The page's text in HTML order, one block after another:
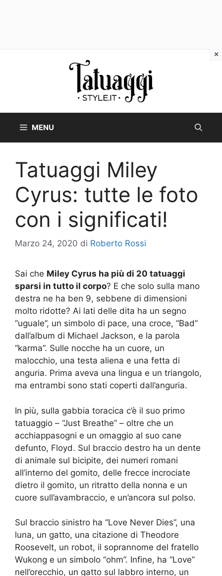
MENU
Tatuaggi Miley
Cyrus: tutte le foto
con i significati!
Marzo 24, 2020 di Roberto Rossi
Sai che Miley Cyrus ha più di 20 tatuaggi
sparsi in tutto il corpo? E che solo sulla mano
destra ne ha ben 9, sebbene di dimensioni
molto ridotte? Ai lati delle dita ha un segno
“uguale”, un simbolo di pace, una croce, “Bad”
dall’album di Michael Jackson, e la parola
“karma”. Sulle nocche ha un cuore, un
malocchio, una testa aliena e una fetta di
anguria. Prima aveva una lingua e un triangolo,
ma entrambi sono stati coperti dall’anguria.
In più, sulla gabbia toracica c’è il suo primo
tatuaggio – “Just Breathe” – oltre che un
acchiappasogni e un omaggio al suo cane
defunto, Floyd. Sul braccio destro ha un dente
di animale sul bicipite, dei numeri romani
all’interno del gomito, delle frecce incrociate
dietro il gomito, un ritratto della nonna e un
cuore sull’avambraccio, e un’ancora sul polso.
Sul braccio sinistro ha “Love Never Dies”, una
luna, un gatto, una citazione di Theodore
Roosevelt, un robot, il soprannome del fratello
Wukong e un simbolo “ohm”. Infine, ha “Love”
nell’orecchio, un gatto sul labbro interno, un